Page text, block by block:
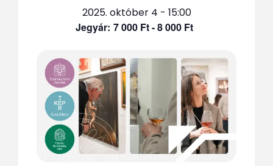
2025. október 4 - 15:00
7 000 Ft - 8 000 Ft